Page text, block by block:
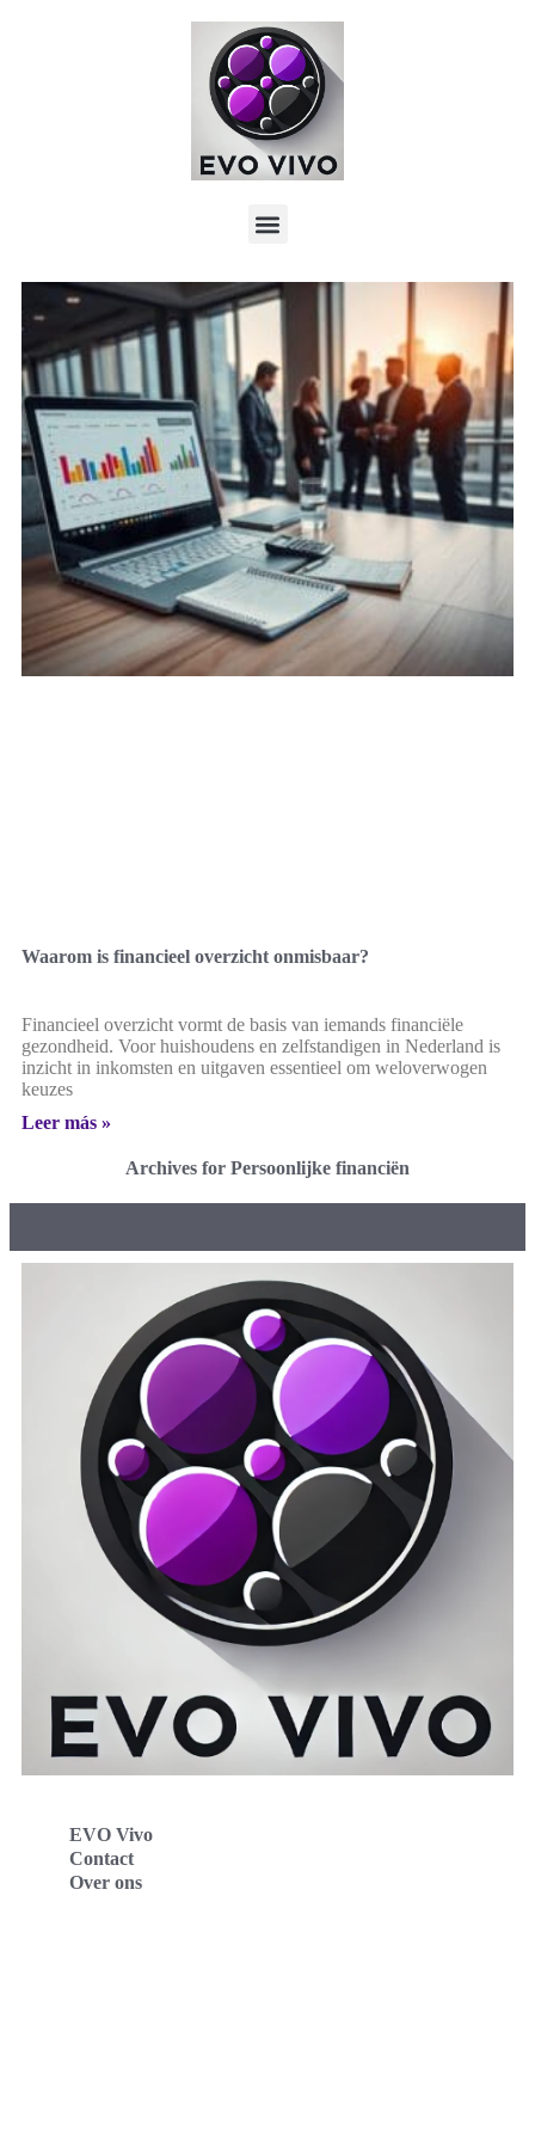
Waarom is financieel overzicht onmisbaar?
Financieel overzicht vormt de basis van iemands financiële
gezondheid. Voor huishoudens en zelfstandigen in Nederland is
inzicht in inkomsten en uitgaven essentieel om weloverwogen
keuzes
Leer más »
Archives for Persoonlijke financiën
EVO Vivo
Contact
Over ons